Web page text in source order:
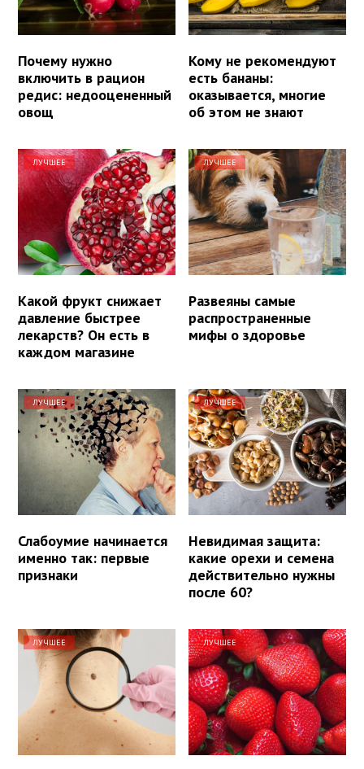
Почему нужно
включить в рацион
редис: недооцененный
овощ
Кому не рекомендуют
есть бананы:
оказывается, многие
об этом не знают
ЛУЧШЕЕ
Какой фрукт снижает
давление быстрее
лекарств? Он есть в
каждом магазине
ЛУЧШЕЕ
Развеяны самые
распространенные
мифы о здоровье
ЛУЧШЕЕ
Слабоумие начинается
именно так: первые
признаки
ЛУЧШЕЕ
Невидимая защита:
какие орехи и семена
действительно нужны
после 60?
ЛУЧШЕЕ ЛУЧШЕЕ